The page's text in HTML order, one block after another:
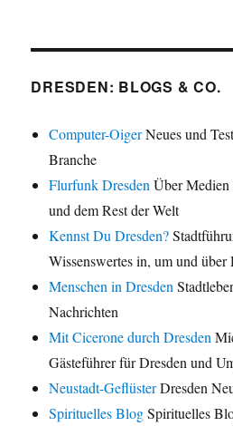
DRESDEN: BLOGS & CO.
Computer-OigerNeues und
Branche
Flurfunk Dresden Über Medien
und dem Rest der Welt
Kennst Du Dresden?
Wissenswertes in, um und über
Menschen in Dresden
Nachrichten
Mit Cicerone durch Dresden
Gästeführer für Dresden und
Neustadt-GeflüsterDresden
Spirituelles BlogSpirituelles